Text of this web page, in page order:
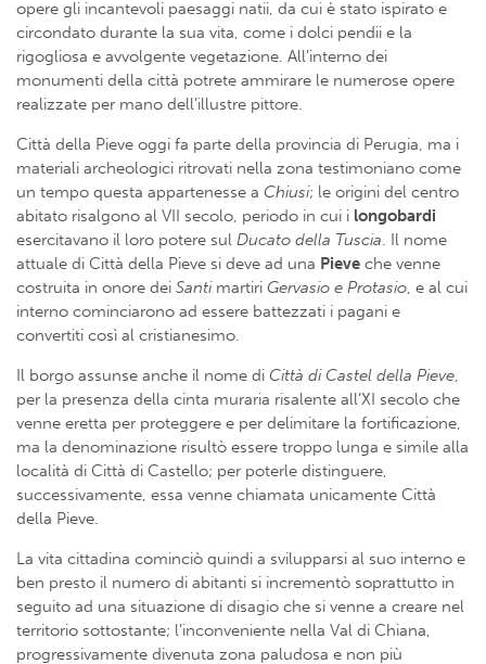
opere gli incantevoli paesaggi natii, da cui è stato ispirato e
circondato durante la sua vita, come i dolci pendii e la
rigogliosa e avvolgente vegetazione. All’interno dei
monumenti della città potrete ammirare le numerose opere
realizzate per mano dell’illustre pittore.
Città della Pieve oggi fa parte della provincia di Perugia, ma i
materiali archeologici ritrovati nella zona testimoniano come
un tempo questa appartenesse a Chiusi; le origini del centro
abitato risalgono al VII secolo, periodo in cui i longobardi
esercitavano il loro potere sul Ducato della Tuscia . Il nome
attuale di Città della Pieve si deve ad una Pieve che venne
costruita in onore dei Santimartiri Gervasio e Protasio , e al cui
interno cominciarono ad essere battezzati i pagani e
convertiti così al cristianesimo.
Il borgo assunse anche il nome di Città di Castel della Pieve
per la presenza della cinta muraria risalente all’XI secolo che
venne eretta per proteggere e per delimitare la fortificazione,
ma la denominazione risultò essere troppo lunga e simile alla
località di Città di Castello; per poterle distinguere,
successivamente, essa venne chiamata unicamente Città
della Pieve.
La vita cittadina cominciò quindi a svilupparsi al suo interno e
ben presto il numero di abitanti si incrementò soprattutto in
seguito ad una situazione di disagio che si venne a creare nel
territorio sottostante; l’inconveniente nella Val di Chiana,
progressivamente divenuta zona paludosa e non più